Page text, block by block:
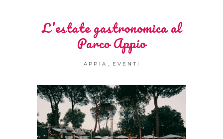
L’estate gastronomica al
Parco Appio
APPIA EVENTI